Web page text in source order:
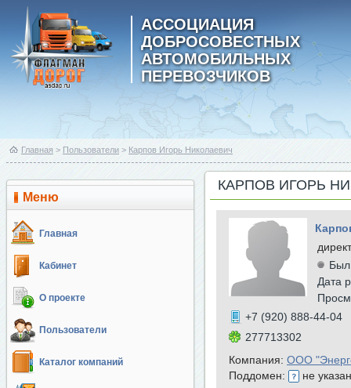
АССОЦИАЦИЯ
ДОБРОСОВЕСТНЫХ
АВТОМОБИЛЬНЫХ
ПЕРЕВОЗЧИКОВ
Главная > Пользователи > Карпов Игорь Николаевич
Меню
Главная
Кабинет
О проекте
Пользователи
Каталог компаний
КАРПОВ ИГОРЬ
Был
Дата
+7 (920) 888-44-04
277713302
Компания: ООО
Поддомен:
не